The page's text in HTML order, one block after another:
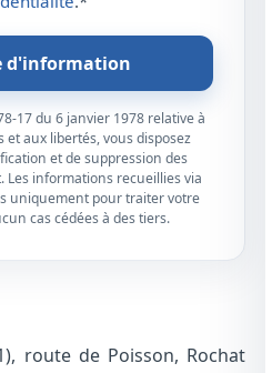
d'information
17 du 6 janvier 1978 relative à
aux libertés, vous disposez
et de suppression des
informations recueillies via
uniquement pour traiter votre
cas cédées à des tiers.
route de Poisson, Rochat